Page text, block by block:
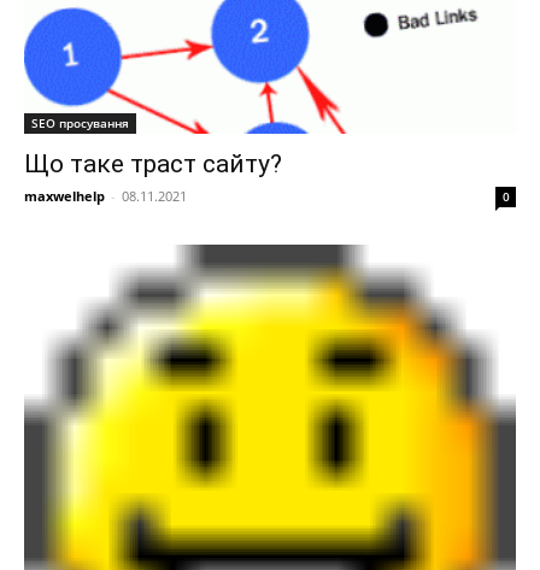
SEO просування
Що таке траст сайту?
maxwelhelp - 08.11.2021 0